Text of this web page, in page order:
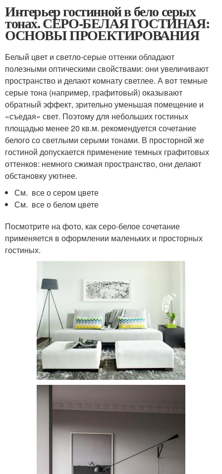
Интерьер гостинной в бело серых
тонах. СЕРО-БЕЛАЯ ГОСТИНАЯ:
ОСНОВЫ ПРОЕКТИРОВАНИЯ
Белый цвет и светло-серые оттенки обладают
полезными оптическими свойствами: они увеличивают
пространство и делают комнату светлее. А вот темные
серые тона (например, графитовый) оказывают
обратный эффект, зрительно уменьшая помещение и
«съедая» свет. Поэтому для небольших гостиных
площадью менее 20 кв.м. рекомендуется сочетание
белого со светлыми серыми тонами. В просторной же
гостиной допускается применение темных графитовых
оттенков: немного сжимая пространство, они делают
обстановку уютнее.
См. все о сером цвете
См. все о белом цвете
Посмотрите на фото, как серо-белое сочетание
применяется в оформлении маленьких и просторных
гостиных.